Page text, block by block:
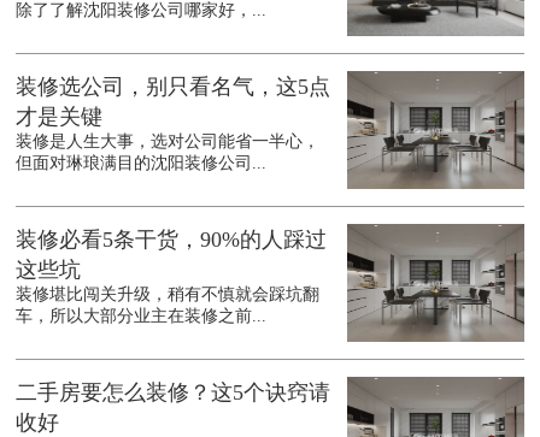
除了了解沈阳装修公司哪家好，...
装修选公司，别只看名气，这5点
才是关键
装修是人生大事，选对公司能省一半心，
但面对琳琅满目的沈阳装修公司...
装修必看5条干货，90%的人踩过
这些坑
装修堪比闯关升级，稍有不慎就会踩坑翻
车，所以大部分业主在装修之前...
二手房要怎么装修？这5个诀窍请
收好